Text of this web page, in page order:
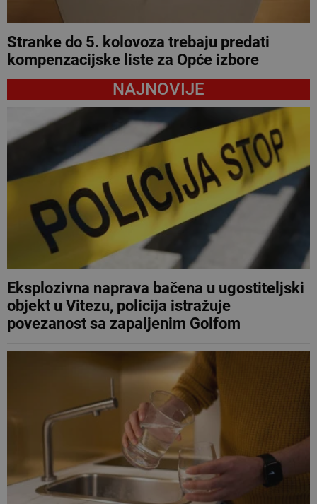
Stranke do 5. kolovoza trebaju predati
kompenzacijske liste za Opće izbore
NAJNOVIJE
Eksplozivna naprava bačena u ugostiteljski
objekt u Vitezu, policija istražuje
povezanost sa zapaljenim Golfom